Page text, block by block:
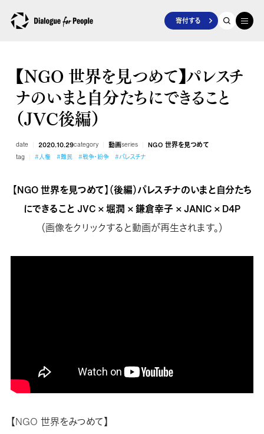
寄付する
【NGO 世界を見つめて】パレスチ
ナのいまと自分たちにできること
（JVC後編）
date 2020.10.29category 動画series NGO 世界を見つめて
tag #人権 #難民 #戦争・紛争 #パレスチナ
【NGO 世界を見つめて】（後編）パレスチナのいまと自分たち
にできること JVC × 堀潤 × 鎌倉幸子 × JANIC × D4P
（画像をクリックすると動画が再生されます。）
【NGO 世界をみつめて】